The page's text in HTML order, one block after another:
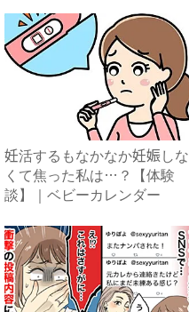
妊活するもなかなか妊娠しな
くて焦った私は…？【体験
談】｜ベビーカレンダー